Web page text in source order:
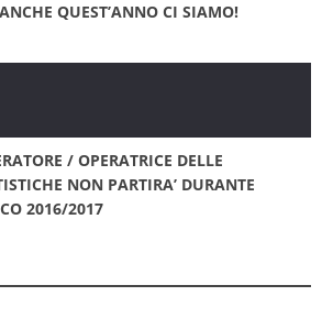
QUEST’ANNO CI SIAMO!
/ OPERATRICE DELLE
NON PARTIRA’ DURANTE
2016/2017